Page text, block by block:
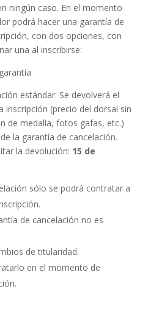
ningún caso. En el momento
podrá hacer una garantía de
con dos opciones, con
una al inscribirse:
estándar: Se devolverá el
inscripción (precio del dorsal sin
de medalla, fotos gafas, etc.)
la garantía de cancelación.
la devolución: 15 de
sólo se podrá contratar a
de cancelación no es
de titularidad.
en el momento de